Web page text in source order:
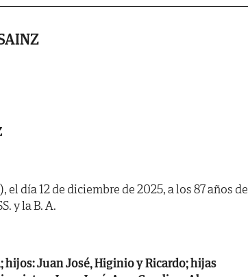
día 12 de diciembre de 2025, a los 87 años de
y la B. A.
hijos: Juan José, Higinio y Ricardo; hijas